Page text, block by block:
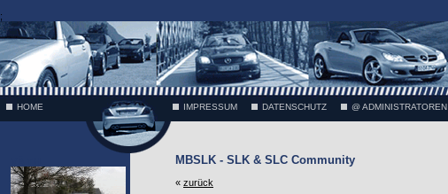
;
HOME IMPRESSUM DATENSCHUTZ @ ADMINISTRATOREN
MBSLK - SLK & SLC Community
« zurück